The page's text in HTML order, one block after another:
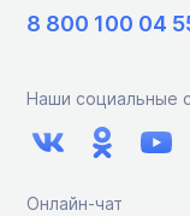
8 800 100 04
Наши социальные
Онлайн-чат